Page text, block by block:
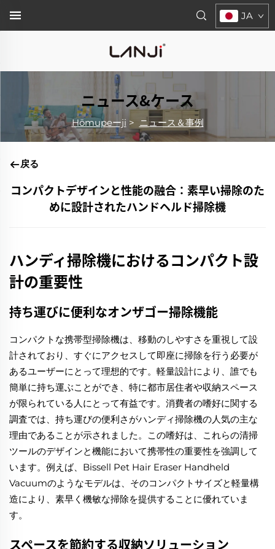
JA
ニュース&ケース
Hōmupeーji > ニュース＆事例
戻る
コンパクトデザインと性能の融合：素早い掃除のた
めに設計されたハンドヘルド掃除機
ハンディ掃除機におけるコンパクト設
計の重要性
持ち運びに便利なオンザゴー掃除機能
コンパクトな携帯型掃除機は、移動のしやすさを重視して設
計されており、すぐにアクセスして即座に掃除を行う必要が
あるユーザーにとって理想的です。軽量設計により、誰でも
簡単に持ち運ぶことができ、特に都市居住者や収納スペース
が限られている人にとって有益です。消費者の嗜好に関する
調査では、持ち運びの便利さがハンディ掃除機の人気の主な
理由であることが示されました。この嗜好は、これらの清掃
ツールのデザインと機能において携帯性の重要性を強調して
います。例えば、Bissell Pet Hair Eraser Handheld
Vacuumのようなモデルは、そのコンパクトサイズと軽量構
造により、素早く機敏な掃除を提供することに優れていま
す。
スペースを節約する収納ソリューション